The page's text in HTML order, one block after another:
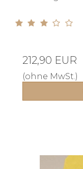
212,90 EUR
(ohne MwSt.)